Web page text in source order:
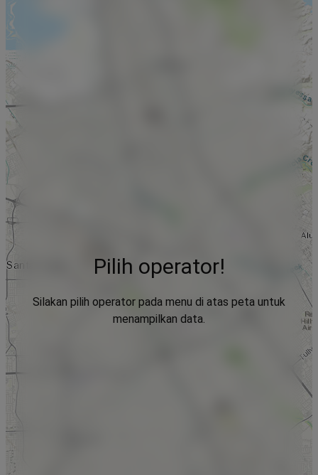
Pilih operator!
Silakan pilih operator pada menu di atas peta untuk
menampilkan data.